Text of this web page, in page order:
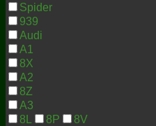
Spider
939
Audi
A1
8X
A2
8Z
A3
8L
8P
8V